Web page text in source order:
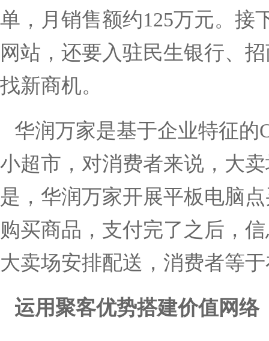
单，月销售额约125万元。接
网站，还要入驻民生银行、
找新商机。
华润万家是基于企业特征的
小超市，对消费者来说，大
是，华润万家开展平板电脑
购买商品，支付完了之后，
大卖场安排配送，消费者等
运用聚客优势搭建价值网络